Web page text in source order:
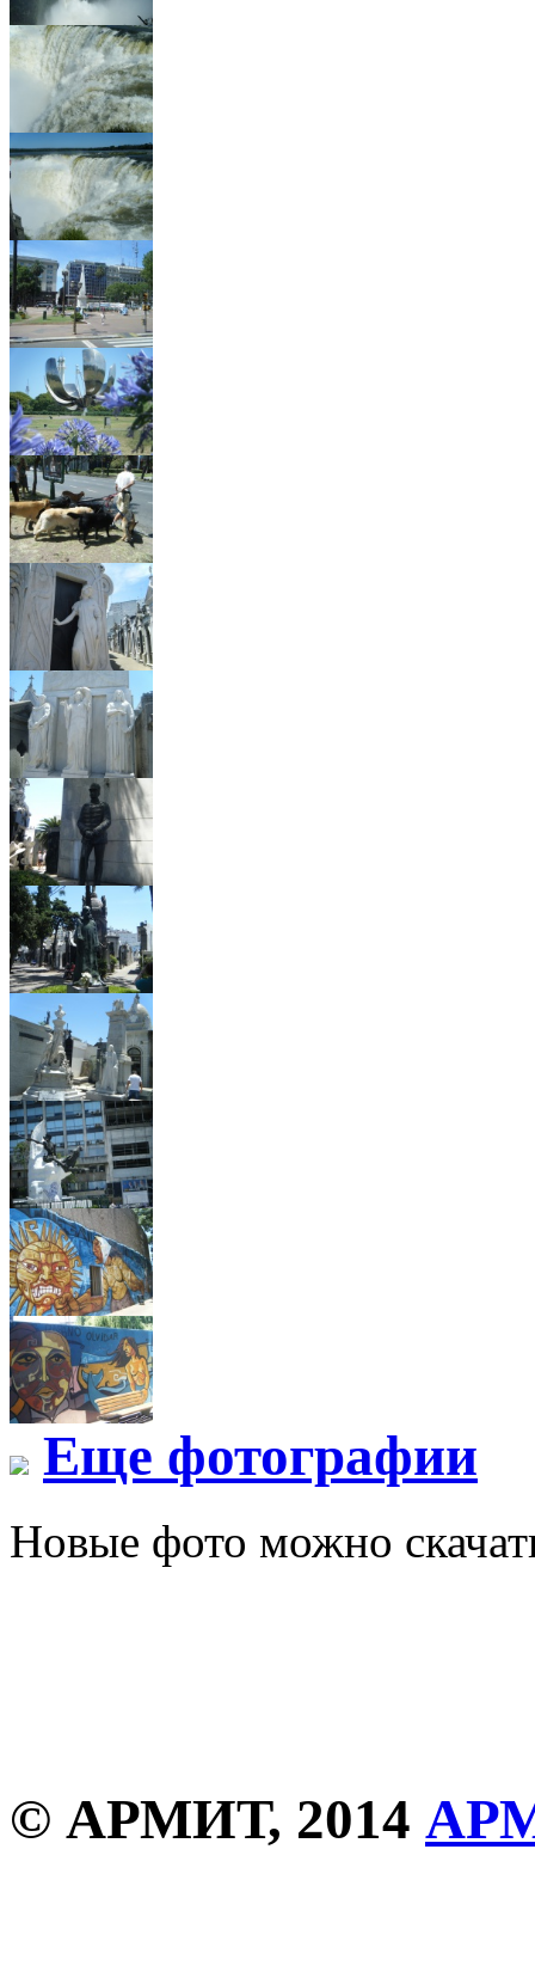
Еще фотографии
Новые фото можно
© АРМИТ, 2014